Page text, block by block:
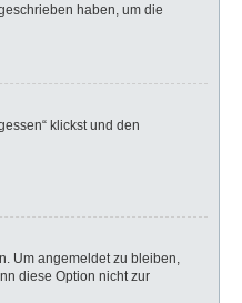
haben, um die
klickst und den
Um angemeldet zu bleiben,
diese Option nicht zur